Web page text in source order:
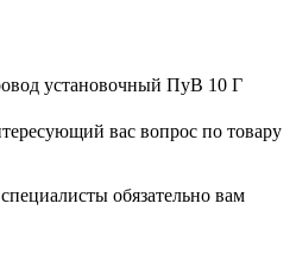
установочный ПуВ 10 Г
вас вопрос по товару
обязательно вам